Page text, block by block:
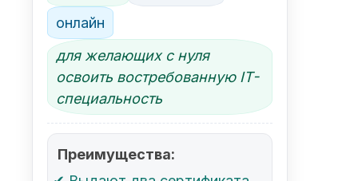
онлайн
для желающих с нуля
освоить востребованную IT-
специальность
Преимущества: